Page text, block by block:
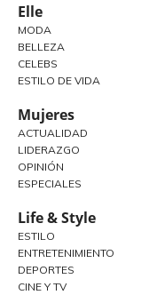
Elle
MODA
BELLEZA
CELEBS
ESTILO DE VIDA
Mujeres
ACTUALIDAD
LIDERAZGO
OPINIÓN
ESPECIALES
Life & Style
ESTILO
ENTRETENIMIENTO
DEPORTES
CINE Y TV